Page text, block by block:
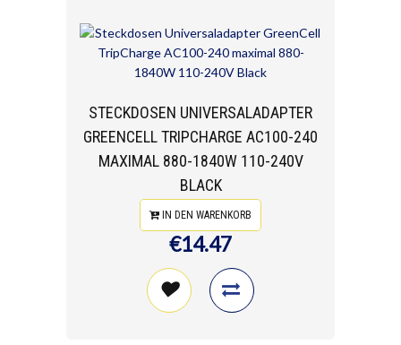
STECKDOSEN UNIVERSALADAPTER
GREENCELL TRIPCHARGE AC100-240
MAXIMAL 880-1840W 110-240V
BLACK
IN DEN WARENKORB
€14.47